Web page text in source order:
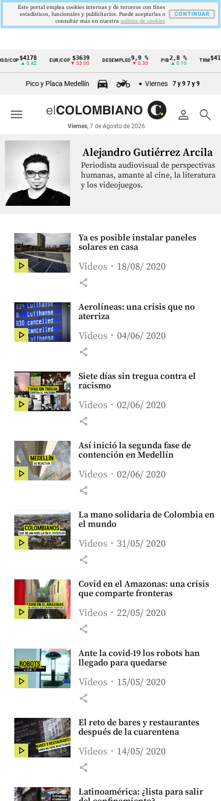
Cintillo
económicos
Colombia
COP$4178
▲ 0.42
EUR/COP $3639
▼ 33.00
DESEMPLEO9,9 %
▼ 0.30
PIB 2,8 %
▲ 0.10
TRM
Pico y Placa Medellín Viernes 7 y 9 7 y 9
person search
Viernes, 7 de Agosto de 2026
menu
Alejandro Gutiérrez Arcila
Periodista audiovisual de perspectivas
humanas, amante al cine, la literatura
y los videojuegos.
Ya es posible instalar paneles
solares en casa
Videos 18/08/ 2020
share
Aerolíneas: una crisis que no
aterriza
Videos 04/06/ 2020
share
Siete días sin tregua contra el
racismo
Videos 02/06/ 2020
share
Así inició la segunda fase de
contención en Medellín
Videos 02/06/ 2020
share
La mano solidaria de Colombia en
el mundo
Videos 31/05/ 2020
share
Covid en el Amazonas: una crisis
que comparte fronteras
Videos 22/05/ 2020
share
Ante la covid-19 los robots han
llegado para quedarse
Videos 15/05/ 2020
share
El reto de bares y restaurantes
después de la cuarentena
Videos 14/05/ 2020
share
Latinoamérica: ¿lista para salir
Este portal emplea cookies internas y de terceros con fines
estadísticos, funcionales y publicitarios. Puede aceptarlas o
consultar más en nuestra politica de cookies
CONTINUAR